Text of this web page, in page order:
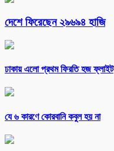
দেশে ফিরেছেন ২৯৬৯৪ হাজি
ঢাকায় এলো প্রথম ফিরতি হজ ফ্লাইট
যে ৬ কারণে কোরবানি কবুল হয় না